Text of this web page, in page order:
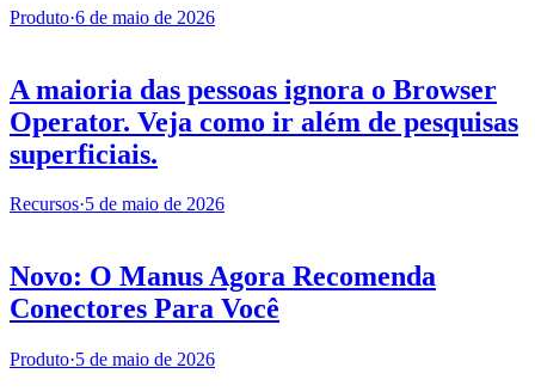
Produto·6 de maio de 2026
A maioria das pessoas ignora o Browser
Operator. Veja como ir além de pesquisas
superficiais.
Recursos·5 de maio de 2026
Novo: O Manus Agora Recomenda
Conectores Para Você
Produto·5 de maio de 2026